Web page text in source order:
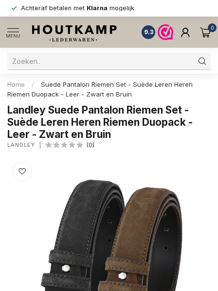
Achteraf betalen met Klarna mogelijk
MENU
9.3
0
Home /
Suede Pantalon Riemen Set - Suède Leren Heren
Riemen Duopack - Leer - Zwart en Bruin
Landley Suede Pantalon Riemen Set -
Suède Leren Heren Riemen Duopack -
Leer - Zwart en Bruin
LANDLEY (0)